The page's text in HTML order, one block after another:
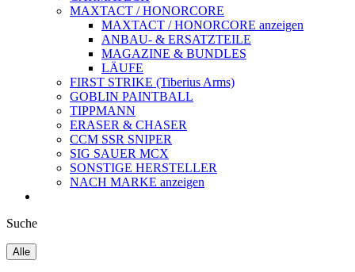
MAXTACT / HONORCORE
MAXTACT / HONORCORE anzeigen
ANBAU- & ERSATZTEILE
MAGAZINE & BUNDLES
LÄUFE
FIRST STRIKE (Tiberius Arms)
GOBLIN PAINTBALL
TIPPMANN
ERASER & CHASER
CCM SSR SNIPER
SIG SAUER MCX
SONSTIGE HERSTELLER
NACH MARKE anzeigen
Suche
Alle